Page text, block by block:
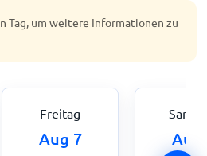
Tag, um weitere Informationen zu
Freitag
Aug 7 Aug